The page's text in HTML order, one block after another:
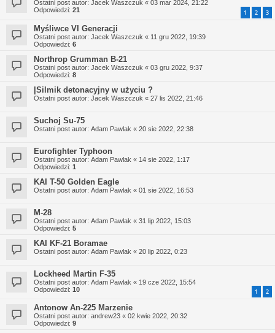
Ostatni post autor: Jacek Waszczuk « 03 mar 2024, 21:22
Odpowiedzi: 21 1 2 3
Myśliwce VI Generacji
Ostatni post autor: Jacek Waszczuk « 11 gru 2022, 19:39
Odpowiedzi: 6
Northrop Grumman B-21
Ostatni post autor: Jacek Waszczuk « 03 gru 2022, 9:37
Odpowiedzi: 8
|Silmik detonacyjny w użyciu ?
Ostatni post autor: Jacek Waszczuk « 27 lis 2022, 21:46
Suchoj Su-75
Ostatni post autor: Adam Pawlak « 20 sie 2022, 22:38
Eurofighter Typhoon
Ostatni post autor: Adam Pawlak « 14 sie 2022, 1:17
Odpowiedzi: 1
KAI T-50 Golden Eagle
Ostatni post autor: Adam Pawlak « 01 sie 2022, 16:53
M-28
Ostatni post autor: Adam Pawlak « 31 lip 2022, 15:03
Odpowiedzi: 5
KAI KF-21 Boramae
Ostatni post autor: Adam Pawlak « 20 lip 2022, 0:23
Lockheed Martin F-35
Ostatni post autor: Adam Pawlak « 19 cze 2022, 15:54
Odpowiedzi: 10 1 2
Antonow An-225 Marzenie
Ostatni post autor: andrew23 « 02 kwie 2022, 20:32
Odpowiedzi: 9